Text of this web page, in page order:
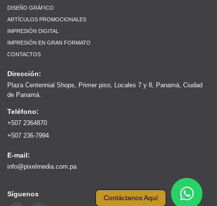
Contáctanos Aquí
DISEÑO GRÁFICO
ARTÍCULOS PROMOCIONALES
IMPRESIÓN DIGITAL
IMPRESIÓN EN GRAN FORMATO
CONTACTOS
Dirección:
Plaza Centennial Shops, Primer piso, Locales 7 y 8, Panamá, Ciudad
de Panamá.
Teléfono:
+507 2364870
+507 236-7994
E-mail:
info@pixelmedia.com.pa
Síguenos